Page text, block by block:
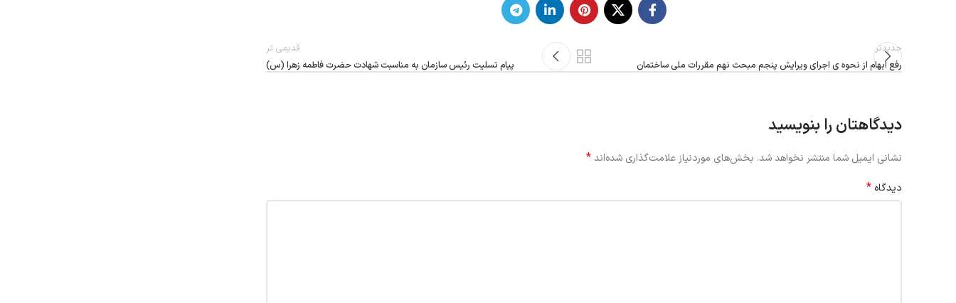
جدیدتر
رفع ابهام از نحوه ی اجرای ویرایش پنجم مبحث نهم مقررات ملی ساختمان
قدیمی تر
پیام تسلیت رئیس سازمان به مناسبت شهادت حضرت فاطمه زهرا (س)
دیدگاهتان را بنویسید
نشانی ایمیل شما منتشر نخواهد شد. بخش‌های موردنیاز علامت‌گذاری شده‌اند*
دیدگاه *